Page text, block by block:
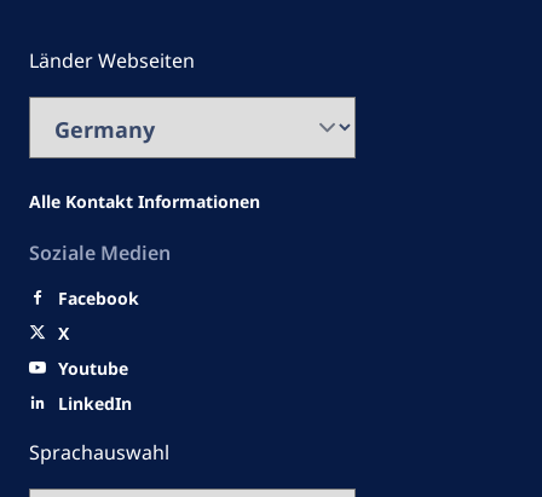
Länder Webseiten
Alle Kontakt Informationen
Soziale Medien
Facebook
X
Youtube
LinkedIn
Sprachauswahl